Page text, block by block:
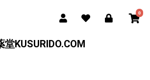
0
堂KUSURIDO.COM